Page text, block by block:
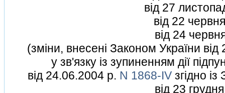
вiд 27
вiд 22
вiд 24
(змiни, внесенi Законом України
у зв'язку iз зупиненням дiї
вiд 24.06.2004 р. N 1868-IVзгiдно iз
вiд 23